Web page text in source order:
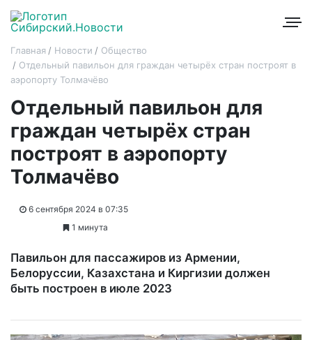
Главная Новости
Общество
Отдельный павильон для граждан четырёх стран построят в
аэропорту Толмачёво
Отдельный павильон для
граждан четырёх стран
построят в аэропорту
Толмачёво
6 сентября 2024 в 07:35
1 минута
Павильон для пассажиров из Армении,
Белоруссии, Казахстана и Киргизии должен
быть построен в июле 2023